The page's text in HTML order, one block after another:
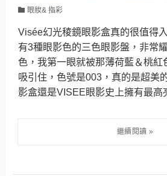
眼妝& 指彩
Visée幻光稜鏡眼影盒真的很值得
有3種眼影色的三色眼影盤，非常
色，我第一眼就被那薄荷藍＆桃紅
吸引住，色號是003，真的是超美
影盒還是VISEE眼影史上擁有最高